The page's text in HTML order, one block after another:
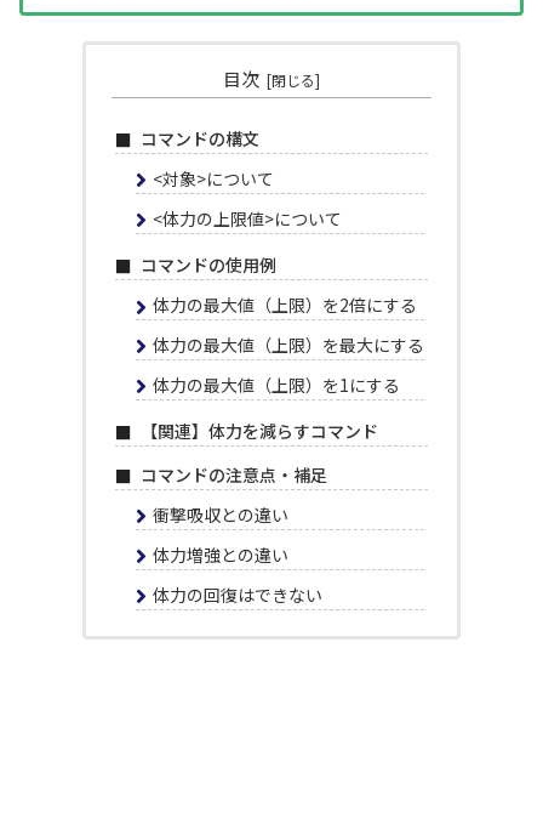
目次
コマンドの構文
<対象>について
<体力の上限値>について
コマンドの使用例
体力の最大値（上限）を2倍にする
体力の最大値（上限）を最大にする
体力の最大値（上限）を1にする
【関連】体力を減らすコマンド
コマンドの注意点・補足
衝撃吸収との違い
体力増強との違い
体力の回復はできない